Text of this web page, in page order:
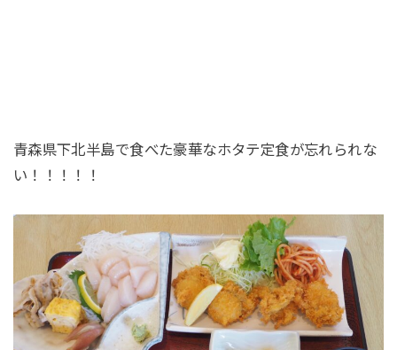
青森県下北半島で食べた豪華なホタテ定食が忘れられな
い！！！！！